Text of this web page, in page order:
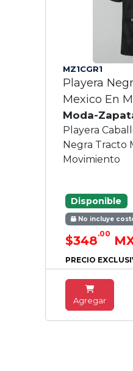
MZ1CGR1
Playera
Mexico En
Moda-
Playera
Negra Tracto
Movimiento
Disponible
No incluye
$348.00
PRECIO
Agregar